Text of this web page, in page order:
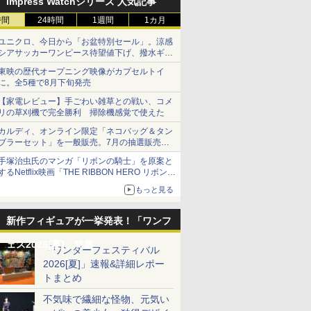
24時間 1週間 1カ月
ニクロ、今日から「お盆特別セール」。涼感
アサッカーワンピース待望値下げ、撥水ギア
ョーツは1990円に
映の歴代オープニング映像がカプセルトイ
。全5種で8月下旬発売
家電レビュー】手ごわい雑草との戦い、コメ
の草刈機で完全勝利 掃除機感覚で使えた
ルディ、オンライン限定「ネコバッグ＆タン
ラーセット」を一般販売。7月の抽選販売の
選無効分
塚治虫氏のマンガ「リボンの騎士」を原案と
るNetflix映画「THE RIBBON HERO リボンヒ
もっと見る
新作フィギュアが一挙発表！「ワンフ
ェス2026[夏]」特集「ワンダーフェスティバル
2026[夏]」速報&詳細レポー
トまとめ
不気味で繊細な怪物、元気い